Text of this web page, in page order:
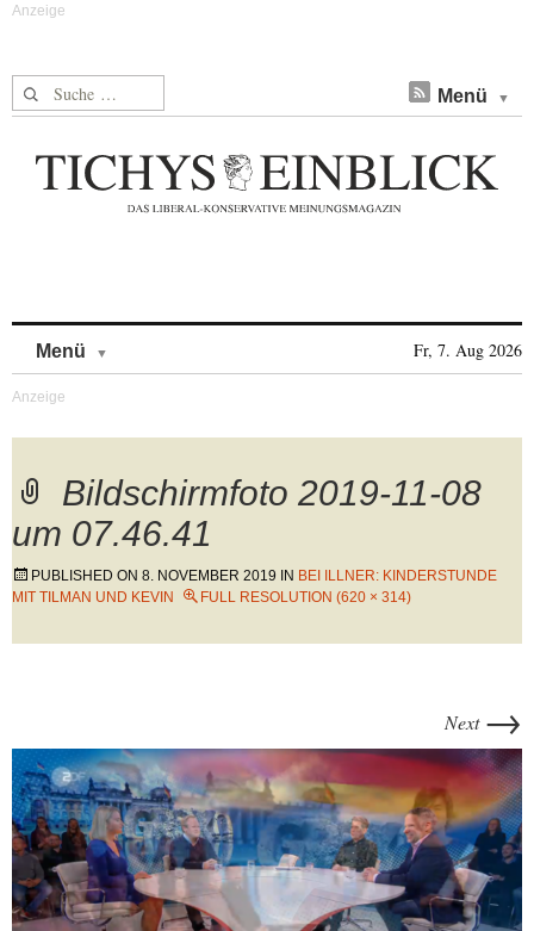
Suche nach: Menü
Menü Fr, 7. Aug 2026
Bildschirmfoto 2019-11-08
um 07.46.41
PUBLISHED ON 8. NOVEMBER 2019 IN BEI ILLNER: KINDERSTUNDE
MIT TILMAN UND KEVIN
FULL RESOLUTION (620 × 314)
Next →